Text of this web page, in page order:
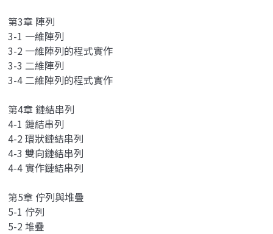
第3章 陣列
3-1 一維陣列
3-2 一維陣列的程式實作
3-3 二維陣列
3-4 二維陣列的程式實作
第4章 鏈結串列
4-1 鏈結串列
4-2 環狀鏈結串列
4-3 雙向鏈結串列
4-4 實作鏈結串列
第5章 佇列與堆疊
5-1 佇列
5-2 堆疊